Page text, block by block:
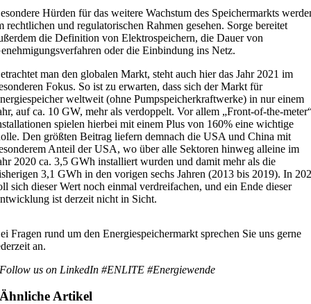
Hürden für das weitere Wachstum des Speichermarkts
rechtlichen und regulatorischen Rahmen gesehen. Sorge bereitet
die Definition von Elektrospeichern, die Dauer von
oder die Einbindung ins Netz.
man den globalen Markt, steht auch hier das Jahr 2021 im
Fokus. So ist zu erwarten, dass sich der Markt für
weltweit (ohne Pumpspeicherkraftwerke) in nur einem
auf ca. 10 GW, mehr als verdoppelt. Vor allem „Front-of-the-
spielen hierbei mit einem Plus von 160% eine wichtige
Den größten Beitrag liefern demnach die USA und China mit
Anteil der USA, wo über alle Sektoren hinweg alleine im
2020 ca. 3,5 GWh installiert wurden und damit mehr als die
3,1 GWh in den vorigen sechs Jahren (2013 bis 2019). In
sich dieser Wert noch einmal verdreifachen, und ein Ende dieser
ist derzeit nicht in Sicht.
Fragen rund um den Energiespeichermarkt sprechen Sie uns gerne
an.
Follow us on LinkedIn #ENLITE #Energiewende
Ähnliche Artikel